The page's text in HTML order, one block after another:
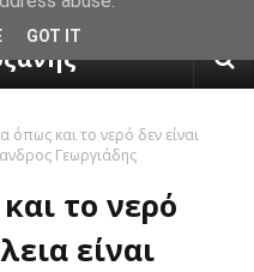
όπως και το νερό δεν είναι
Γεωργιάδης
το νερό
είναι
GOT IT